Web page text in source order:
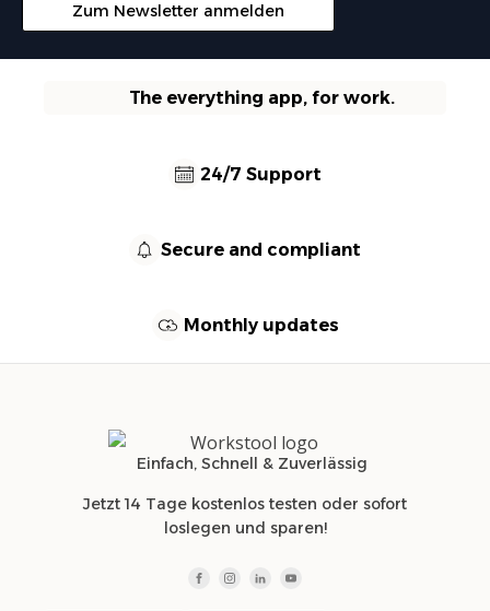
Zum Newsletter anmelden
The everything app, for work.
24/7 Support
Secure and compliant
Monthly updates
Einfach, Schnell & Zuverlässig
Jetzt 14 Tage kostenlos testen oder sofort
loslegen und sparen!